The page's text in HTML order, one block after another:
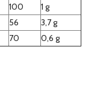
100
1 g
56
3,7 g
70
0,6 g